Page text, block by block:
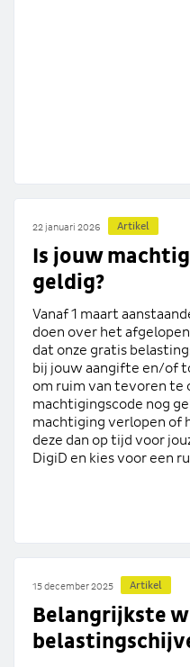
22 januari 2026 Artikel
Is jouw
geldig?
Vanaf 1 maart
doen over het
dat onze gratis
bij jouw aangifte en/of
om ruim van tevoren te
machtigingscode nog
machtiging verlopen of
deze dan op tijd voor
DigiD en kies voor een
15 december 2025 Artikel
Belangrijkste